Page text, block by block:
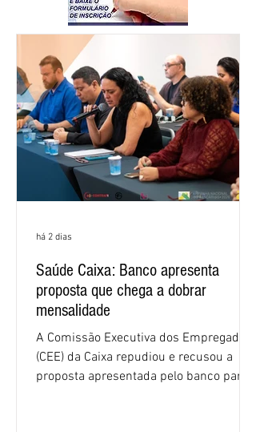
Saúde Caixa: Banco apresenta
proposta que chega a dobrar
mensalidade
A Comissão Executiva dos Empregados
(CEE) da Caixa repudiou e recusou a
proposta apresentada pelo banco para o
há 2 dias